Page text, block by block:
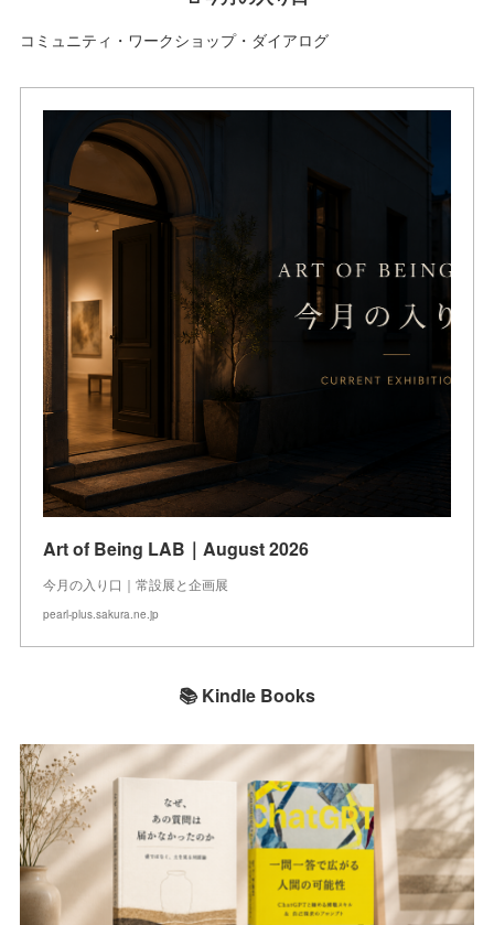
コミュニティ・ワークショップ・ダイアログ
Art of Being LAB｜August 2026
今月の入り口｜常設展と企画展
pearl-plus.sakura.ne.jp
📚 Kindle Books